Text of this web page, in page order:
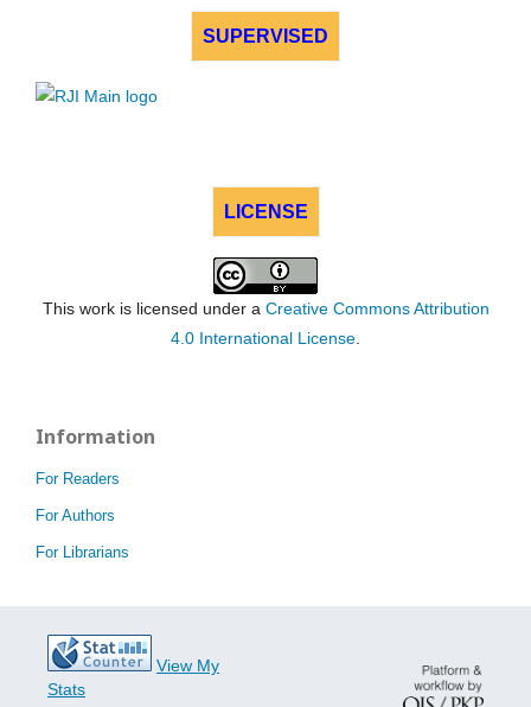
SUPERVISED
LICENSE
This work is licensed under a Creative Commons Attribution
4.0 International License
Information
For Readers
For Authors
For Librarians
View My
Stats